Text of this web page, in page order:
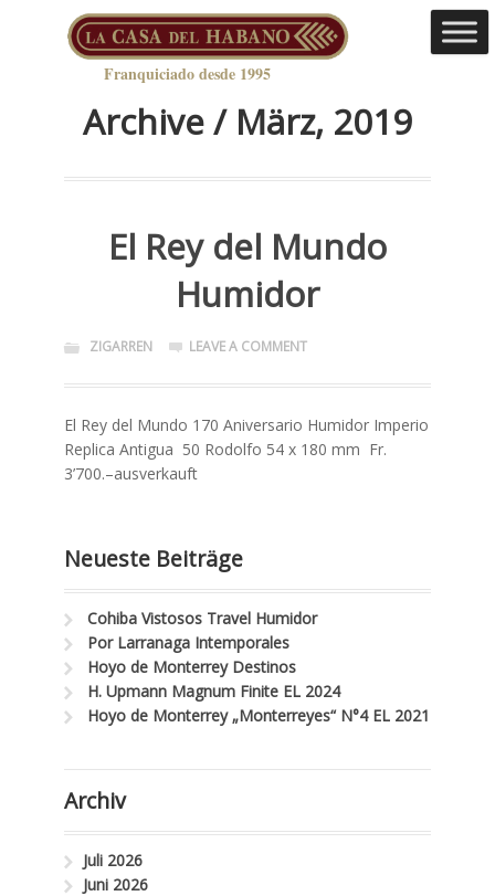
Franquiciado desde 1995
Archive / März, 2019
El Rey del Mundo
Humidor
ZIGARREN LEAVE A COMMENT
El Rey del Mundo 170 Aniversario Humidor Imperio
Replica Antigua 50 Rodolfo 54 x 180 mm Fr.
3’700.–ausverkauft
Neueste Beiträge
Cohiba Vistosos Travel Humidor
Por Larranaga Intemporales
Hoyo de Monterrey Destinos
H. Upmann Magnum Finite EL 2024
Hoyo de Monterrey „Monterreyes“ N°4 EL 2021
Archiv
Juli 2026
Juni 2026